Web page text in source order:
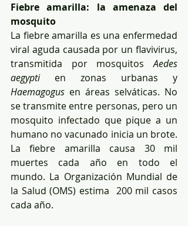
Fiebre amarilla: la amenaza del
mosquito
La fiebre amarilla es una enfermedad
viral aguda causada por un flavivirus,
transmitida por mosquitos Aedes
aegypti
Haemagogus en áreas selváticas. No
se transmite entre personas, pero un
mosquito infectado que pique a un
humano no vacunado inicia un brote.
La fiebre amarilla causa 30 mil
muertes cada año en todo el
mundo. La Organización Mundial de
la Salud (OMS) estima  200 mil casos
cada año.